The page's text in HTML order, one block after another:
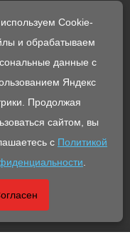
печей и
Cookie-
и обрабатываем
данные с
Яндекс
Продолжая
сайтом, вы
с Политикой